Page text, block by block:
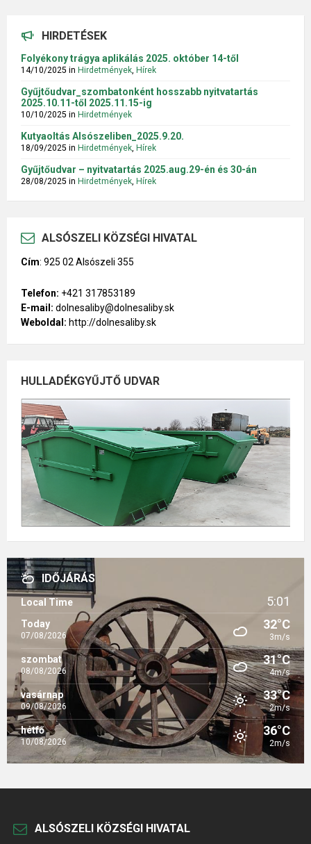
HIRDETÉSEK
Folyékony trágya aplikálás 2025. október 14-től
14/10/2025 in Hirdetmények, Hírek
Gyűjtőudvar_szombatonként hosszabb nyitvatartás
2025.10.11-től 2025.11.15-ig
10/10/2025 in Hirdetmények
Kutyaoltás Alsószeliben_2025.9.20.
18/09/2025 in Hirdetmények, Hírek
Gyűjtőudvar – nyitvatartás 2025.aug.29-én és 30-án
28/08/2025 in Hirdetmények, Hírek
ALSÓSZELI KÖZSÉGI HIVATAL
Cím: 925 02 Alsószeli 355
Telefon: +421 317853189
E-mail: dolnesaliby@dolnesaliby.sk
Weboldal: http://dolnesaliby.sk
HULLADÉKGYŰJTŐ UDVAR
IDŐJÁRÁS
Local Time 5:01
Today
07/08/2026
32°C
3m/s
szombat
08/08/2026
31°C
4m/s
vasárnap
09/08/2026
33°C
2m/s
hétfő
10/08/2026
36°C
2m/s
ALSÓSZELI KÖZSÉGI HIVATAL